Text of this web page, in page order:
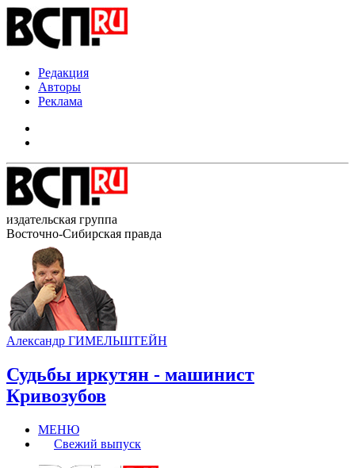
Редакция
Авторы
Реклама
издательская группа
Восточно-Сибирская правда
Александр ГИМЕЛЬШТЕЙН
Судьбы иркутян - машинист
Кривозубов
МЕНЮ
Свежий выпуск